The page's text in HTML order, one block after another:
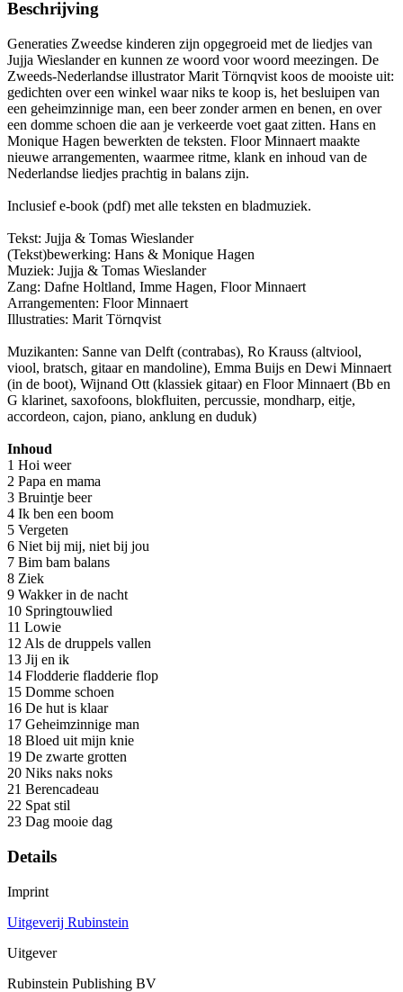
Beschrijving
Generaties Zweedse kinderen zijn opgegroeid met de liedjes van
Jujja Wieslander en kunnen ze woord voor woord meezingen. De
Zweeds-Nederlandse illustrator Marit Törnqvist koos de mooiste uit:
gedichten over een winkel waar niks te koop is, het besluipen van
een geheimzinnige man, een beer zonder armen en benen, en over
een domme schoen die aan je verkeerde voet gaat zitten. Hans en
Monique Hagen bewerkten de teksten. Floor Minnaert maakte
nieuwe arrangementen, waarmee ritme, klank en inhoud van de
Nederlandse liedjes prachtig in balans zijn.
Inclusief e-book (pdf) met alle teksten en bladmuziek.
Tekst: Jujja & Tomas Wieslander
(Tekst)bewerking: Hans & Monique Hagen
Muziek: Jujja & Tomas Wieslander
Zang: Dafne Holtland, Imme Hagen, Floor Minnaert
Arrangementen: Floor Minnaert
Illustraties: Marit Törnqvist
Muzikanten: Sanne van Delft (contrabas), Ro Krauss (altviool,
viool, bratsch, gitaar en mandoline), Emma Buijs en Dewi Minnaert
(in de boot), Wijnand Ott (klassiek gitaar) en Floor Minnaert (Bb en
G klarinet, saxofoons, blokfluiten, percussie, mondharp, eitje,
accordeon, cajon, piano, anklung en duduk)
Inhoud
1 Hoi weer
2 Papa en mama
3 Bruintje beer
4 Ik ben een boom
5 Vergeten
6 Niet bij mij, niet bij jou
7 Bim bam balans
8 Ziek
9 Wakker in de nacht
10 Springtouwlied
11 Lowie
12 Als de druppels vallen
13 Jij en ik
14 Flodderie fladderie flop
15 Domme schoen
16 De hut is klaar
17 Geheimzinnige man
18 Bloed uit mijn knie
19 De zwarte grotten
20 Niks naks noks
21 Berencadeau
22 Spat stil
23 Dag mooie dag
Details
Imprint
Uitgeverij Rubinstein
Uitgever
Rubinstein Publishing BV